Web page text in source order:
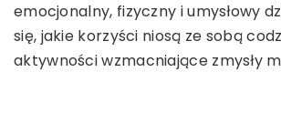
dziecka - nie tylko pod kątem
ale przede wszystkim
jakie emocje mogą Ci towarzyszyć i
emocjonalny, fizyczny i umysłowy
się, jakie korzyści niosą ze sobą
aktywności wzmacniające zmysły
i dowiedz się, jak wpływa on na
wartości odżywczych.